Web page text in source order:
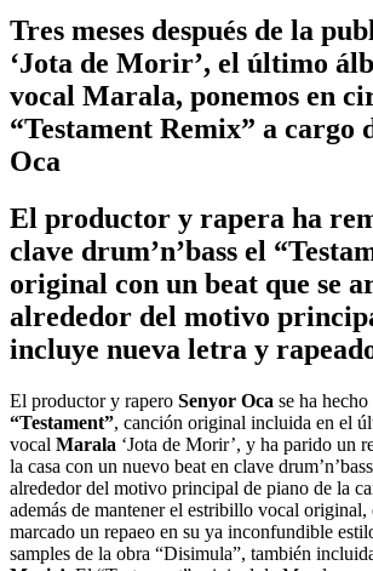
Tres meses después de la
‘Jota de Morir’, el último
vocal Marala, ponemos en
“Testament Remix” a cargo
Oca
El productor y rapera ha
clave drum’n’bass el
original con un beat que se
alrededor del motivo
incluye nueva letra y
El productor y rapero Senyor Oca se ha
“Testament”, canción original incluida en el
vocal Marala ‘Jota de Morir’, y ha parido un
la casa con un nuevo beat en clave
alrededor del motivo principal de piano de la
además de mantener el estribillo vocal original,
marcado un repaeo en su ya inconfundible
samples de la obra “Disimula”, también